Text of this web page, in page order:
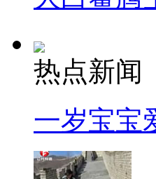
热点新闻
一岁宝宝